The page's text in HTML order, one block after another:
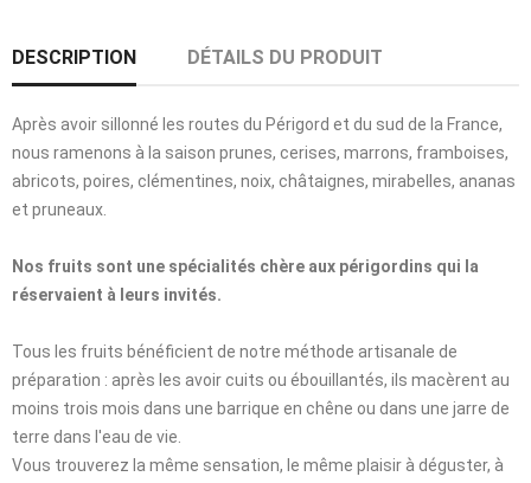
DESCRIPTION DÉTAILS DU PRODUIT
Après avoir sillonné les routes du Périgord et du sud de la France,
nous ramenons à la saison prunes, cerises, marrons, framboises,
abricots, poires, clémentines, noix, châtaignes, mirabelles, ananas
et pruneaux.
Nos fruits sont une spécialités chère aux périgordins qui la
réservaient à leurs invités.
Tous les fruits bénéficient de notre méthode artisanale de
préparation : après les avoir cuits ou ébouillantés, ils macèrent au
moins trois mois dans une barrique en chêne ou dans une jarre de
terre dans l'eau de vie.
Vous trouverez la même sensation, le même plaisir à déguster, à